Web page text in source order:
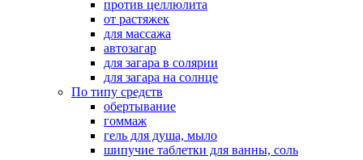
против целлюлита
от растяжек
для массажа
автозагар
для загара в солярии
для загара на солнце
По типу средств
обертывание
гоммаж
гель для душа, мыло
шипучие таблетки для ванны, соль